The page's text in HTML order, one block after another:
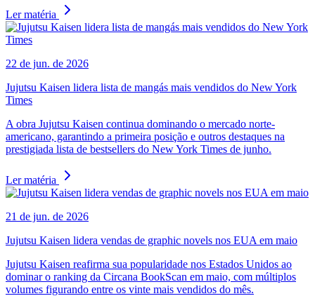
Ler matéria
22 de jun. de 2026
Jujutsu Kaisen lidera lista de mangás mais vendidos do New York
Times
A obra Jujutsu Kaisen continua dominando o mercado norte-
americano, garantindo a primeira posição e outros destaques na
prestigiada lista de bestsellers do New York Times de junho.
Ler matéria
21 de jun. de 2026
Jujutsu Kaisen lidera vendas de graphic novels nos EUA em maio
Jujutsu Kaisen reafirma sua popularidade nos Estados Unidos ao
dominar o ranking da Circana BookScan em maio, com múltiplos
volumes figurando entre os vinte mais vendidos do mês.